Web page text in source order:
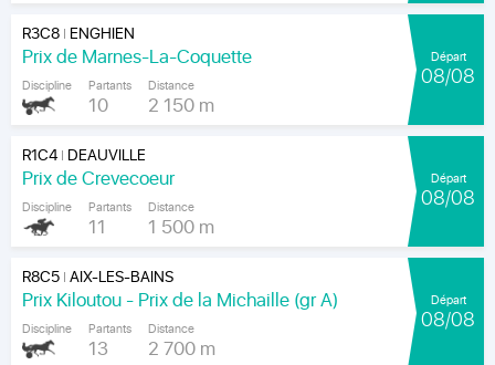
R3C8| ENGHIEN
Prix de Marnes-La-Coquette
Discipline Partants
10
Distance
2 150 m
Départ
08/08
R1C4| DEAUVILLE
Prix de Crevecoeur
Discipline Partants
11
Distance
1 500 m
Départ
08/08
R8C5|AIX-LES-BAINS
Prix Kiloutou - Prix de la Michaille (gr A)
Discipline Partants
13
Distance
2 700 m
Départ
08/08